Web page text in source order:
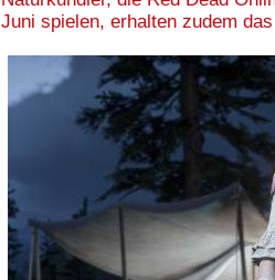
Juni spielen, erhalten zudem